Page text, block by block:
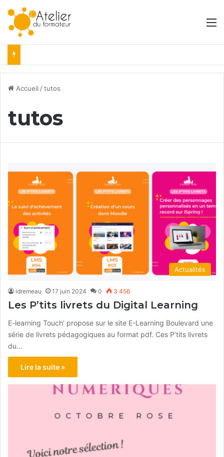
Accueil /tutos
tutos
Actualités
idremeau 17 juin 2024 0 3 456
Les P’tits livrets du Digital Learning
E-learning Touch’ propose sur le site E-Learning Boulevard une
série de livrets pédagogiques au format pdf. Ces P’tits livrets
du…
Lire la suite »